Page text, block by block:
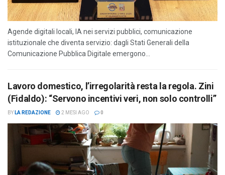
Agende digitali locali, IA nei servizi pubblici, comunicazione
istituzionale che diventa servizio: dagli Stati Generali della
Comunicazione Pubblica Digitale emergono...
Lavoro domestico, l’irregolarità resta la regola. Zini
(Fidaldo): “Servono incentivi veri, non solo controlli”
BY LA REDAZIONE 2 MESI AGO 0